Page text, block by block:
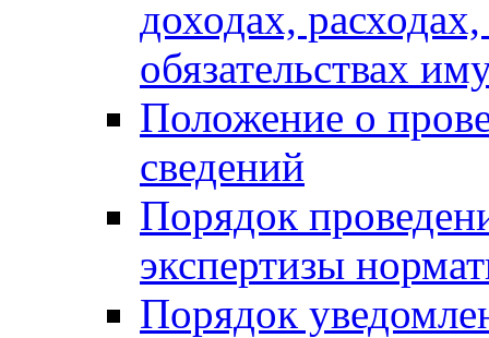
доходах,
обязательствах
Положение о
сведений
Порядок
экспертизы
Порядок